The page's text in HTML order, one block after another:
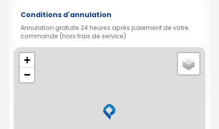
Conditions d'annulation
Annulation gratuite 24 heures après paiement de votre
commande (hors frais de service)
+
−